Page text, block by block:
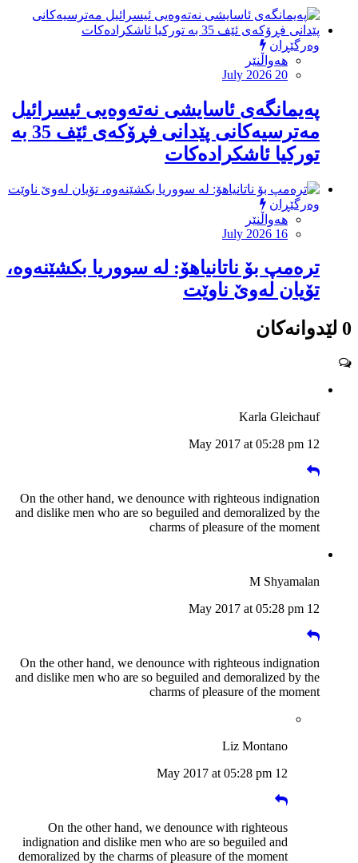
وەرگێڕان
هەواڵنێر
July 2026 20
پەیمانگەی ئاسایشی نەتەوەیی ئیسرائیل
مەترسیەكانی پێدانی فڕۆكەی ئێف 35 بە
توركیا ئاشكرادەكات
وەرگێڕان
هەواڵنێر
July 2026 16
ترەمپ بۆ ناتانیاهۆ: لە سووریا بکشێنەوە،
تۆیان لەوێ ناوێت
0 لێدوانەکان
Karla Gleichauf
12 May 2017 at 05:28 pm
On the other hand, we denounce with righteous indignation
and dislike men who are so beguiled and demoralized by the
charms of pleasure of the moment
M Shyamalan
12 May 2017 at 05:28 pm
On the other hand, we denounce with righteous indignation
and dislike men who are so beguiled and demoralized by the
charms of pleasure of the moment
Liz Montano
12 May 2017 at 05:28 pm
On the other hand, we denounce with righteous
indignation and dislike men who are so beguiled and
demoralized by the charms of pleasure of the moment